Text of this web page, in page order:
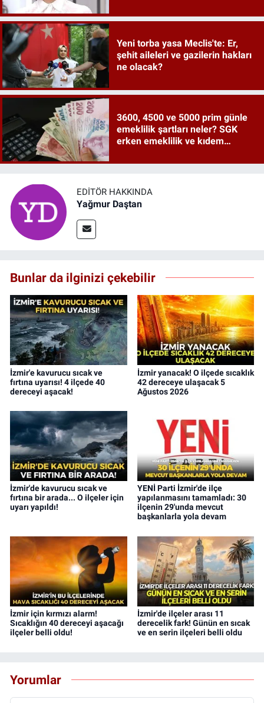
Yeni torba yasa Meclis'te: Er,
şehit aileleri ve gazilerin hakları
ne olacak?
3600, 4500 ve 5000 prim günle
emeklilik şartları neler? SGK
erken emeklilik ve kıdem
EDITÖR HAKKINDA
Yağmur Daştan
Bunlar da ilginizi çekebilir
İzmir'e kavurucu sıcak ve
fırtına uyarısı! 4 ilçede 40
dereceyi aşacak!
İzmir yanacak! O ilçede sıcaklık
42 dereceye ulaşacak 5
Ağustos 2026
İzmir'de kavurucu sıcak ve
fırtına bir arada... O ilçeler için
uyarı yapıldı!
YENİ Parti İzmir'de ilçe
yapılanmasını tamamladı: 30
ilçenin 29'unda mevcut
başkanlarla yola devam
İzmir için kırmızı alarm!
Sıcaklığın 40 dereceyi aşacağı
ilçeler belli oldu!
İzmir'de ilçeler arası 11
derecelik fark! Günün en sıcak
ve en serin ilçeleri belli oldu
Yorumlar